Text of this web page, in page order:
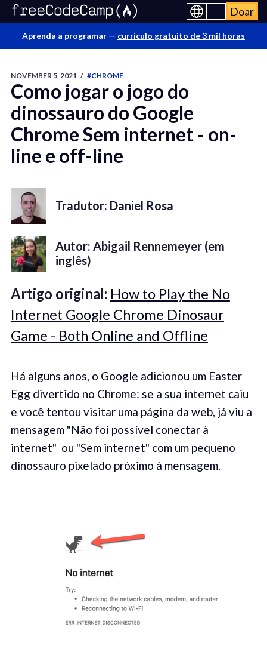
Doar
Aprenda a programar — currículo gratuito de 3 mil horas
NOVEMBER 5, 2021 / #CHROME
Como jogar o jogo do
dinossauro do Google
Chrome Sem internet - on-
line e off-line
Tradutor: Daniel Rosa
Autor: Abigail Rennemeyer (em
inglês)
Artigo original: How to Play the No
Internet Google Chrome Dinosaur
Game - Both Online and Offline
Há alguns anos, o Google adicionou um Easter
Egg divertido no Chrome: se a sua internet caiu
e você tentou visitar uma página da web, já viu a
mensagem "Não foi possível conectar à
internet" ou "Sem internet" com um pequeno
dinossauro pixelado próximo à mensagem.